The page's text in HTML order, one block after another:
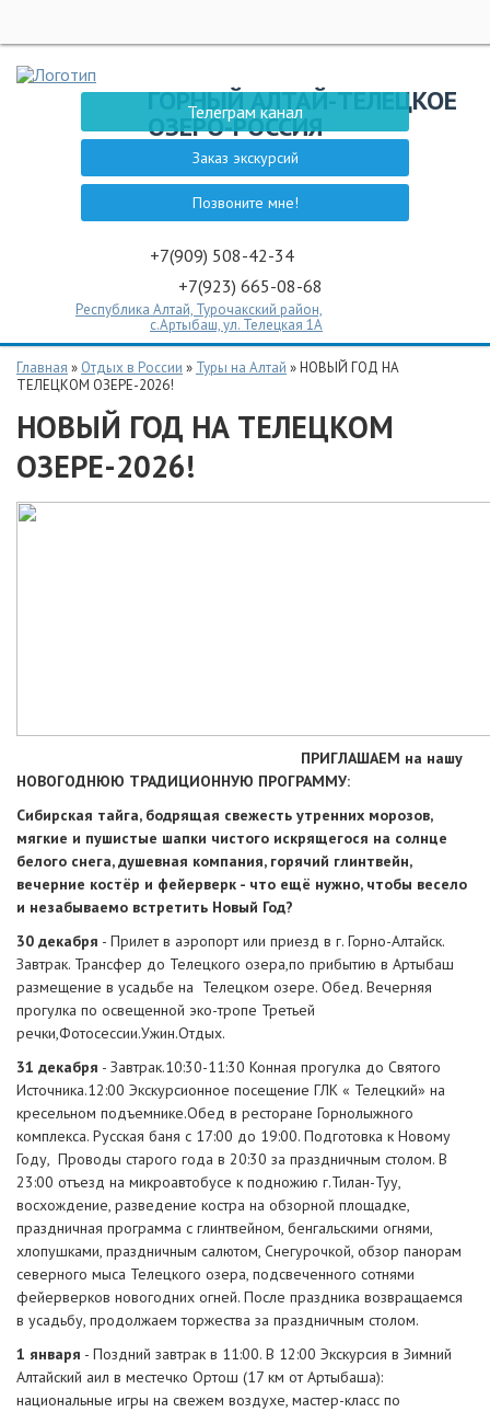
ГОРНЫЙ АЛТАЙ-ТЕЛЕЦКОЕ
ОЗЕРО-РОССИЯ
Телеграм канал
Заказ экскурсий
Позвоните мне!
+7(909) 508-42-34
+7(923) 665-08-68
Республика Алтай, Турочакский район,
с.Артыбаш, ул. Телецкая 1А
Главная » Отдых в России » Туры на Алтай »НОВЫЙ ГОД НА
ТЕЛЕЦКОМ ОЗЕРЕ-2026!
НОВЫЙ ГОД НА ТЕЛЕЦКОМ
ОЗЕРЕ-2026!
ПРИГЛАШАЕМ на нашу
НОВОГОДНЮЮ ТРАДИЦИОННУЮ ПРОГРАММУ:
Сибирская тайга, бодрящая свежесть утренних морозов,
мягкие и пушистые шапки чистого искрящегося на солнце
белого снега, душевная компания, горячий глинтвейн,
вечерние костёр и фейерверк - что ещё нужно, чтобы весело
и незабываемо встретить Новый Год?
30 декабря - Прилет в аэропорт или приезд в г. Горно-Алтайск.
Завтрак. Трансфер до Телецкого озера,по прибытию в Артыбаш
размещение в усадьбе на Телецком озере. Обед. Вечерняя
прогулка по освещенной эко-тропе Третьей
речки,Фотосессии.Ужин.Отдых.
31 декабря - Завтрак.10:30-11:30 Конная прогулка до Святого
Источника.12:00 Экскурсионное посещение ГЛК « Телецкий» на
кресельном подъемнике.Обед в ресторане Горнолыжного
комплекса. Русская баня с 17:00 до 19:00. Подготовка к Новому
Году, Проводы старого года в 20:30 за праздничным столом. В
23:00 отъезд на микроавтобусе к подножию г.Тилан-Туу,
восхождение, разведение костра на обзорной площадке,
праздничная программа с глинтвейном, бенгальскими огнями,
хлопушками, праздничным салютом, Снегурочкой, обзор панорам
северного мыса Телецкого озера, подсвеченного сотнями
фейерверков новогодних огней. После праздника возвращаемся
в усадьбу, продолжаем торжества за праздничным столом.
1 января - Поздний завтрак в 11:00. В 12:00 Экскурсия в Зимний
Алтайский аил в местечко Ортош (17 км от Артыбаша):
национальные игры на свежем воздухе, мастер-класс по